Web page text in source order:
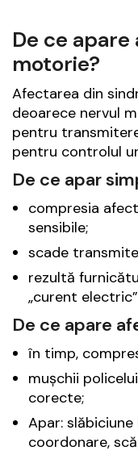
De ce
motorie?
Afectarea din
deoarece nervul
pentru
pentru controlul
De ce apar
compresia
sensibile;
scade
rezultă
„curent
De ce apare
în timp,
mușchii
corecte;
Apar:
coordonare,